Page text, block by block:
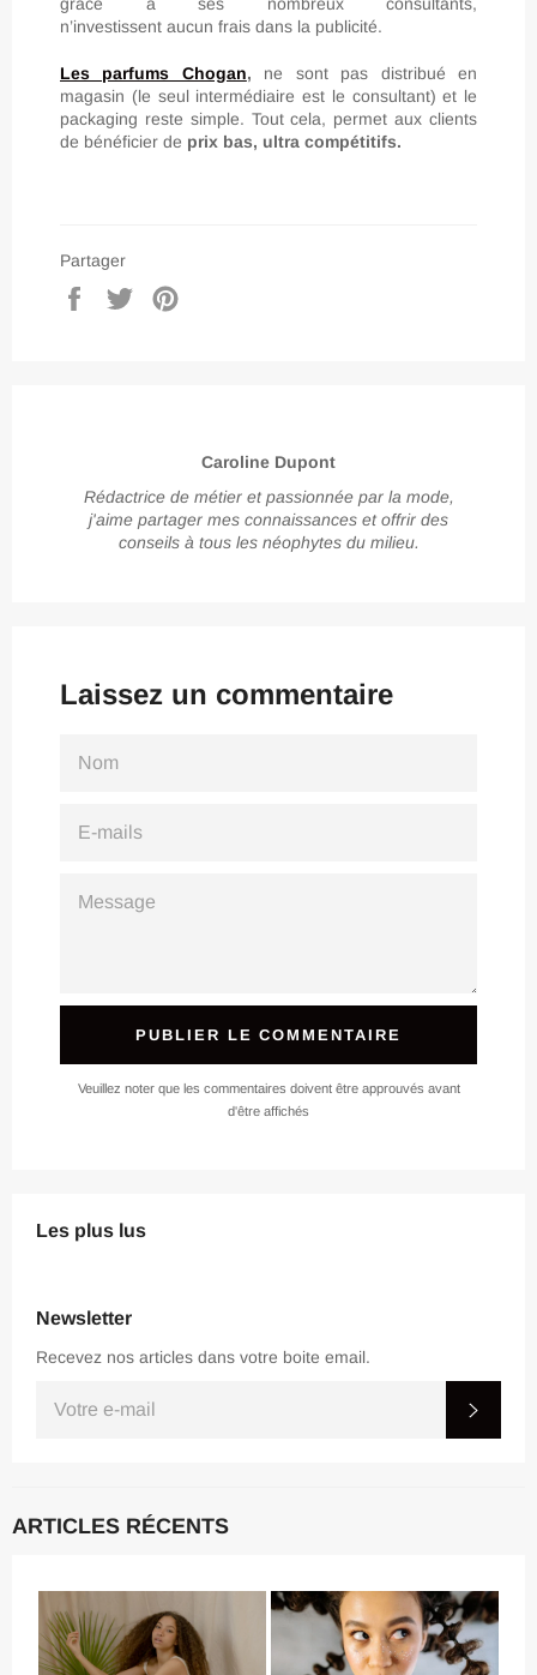
n’investissent aucun frais dans la publicité.
Les parfums Chogan, ne sont pas distribué en
magasin (le seul intermédiaire est le consultant) et le
packaging reste simple. Tout cela, permet aux clients
de bénéficier de prix bas, ultra compétitifs.
Partager
Partager
sur
Tweeter
sur
Caroline Dupont
Rédactrice de métier et passionnée par la mode,
j'aime partager mes connaissances et offrir des
conseils à tous les néophytes du milieu.
Laissez un commentaire
MAILS
Veuillez noter que les commentaires doivent être approuvés avant
d'être affichés
Les plus lus
Newsletter
Recevez nos articles dans votre boite email.
VOUS
NOUVELLES,
STYLES
ARTICLES RÉCENTS